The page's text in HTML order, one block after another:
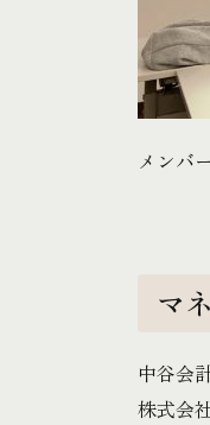
メンバ
マ
中谷会
株式会